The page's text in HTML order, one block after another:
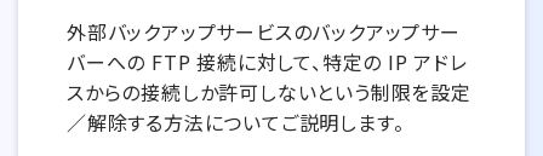
外部バックアップサービスのバックアップサー
バーへの FTP 接続に対して、特定の IP アドレ
スからの接続しか許可しないという制限を設定
／解除する方法についてご説明します。